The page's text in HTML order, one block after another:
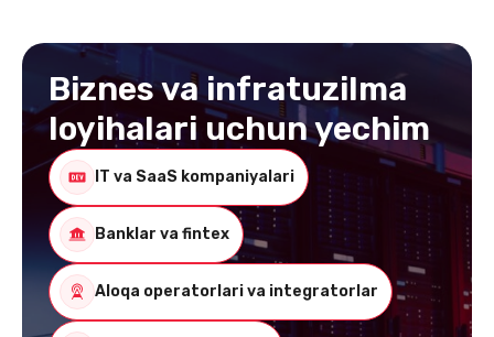
Biznes va infratuzilma
loyihalari uchun yechim
IT va SaaS kompaniyalari
Banklar va fintex
Aloqa operatorlari va integratorlar